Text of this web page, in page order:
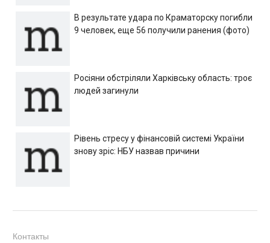
В результате удара по Краматорску погибли
9 человек, еще 56 получили ранения (фото)
Росіяни обстріляли Харківську область: троє
людей загинули
Рівень стресу у фінансовій системі України
знову зріс: НБУ назвав причини
Контакты